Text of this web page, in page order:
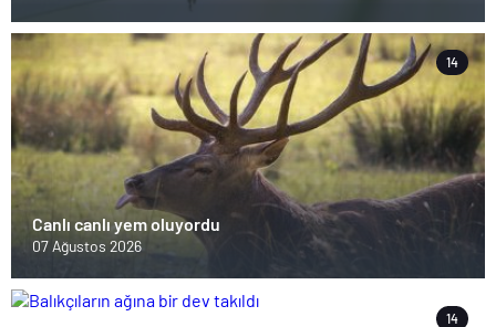
14
Canlı canlı yem oluyordu
07 Ağustos 2026
14